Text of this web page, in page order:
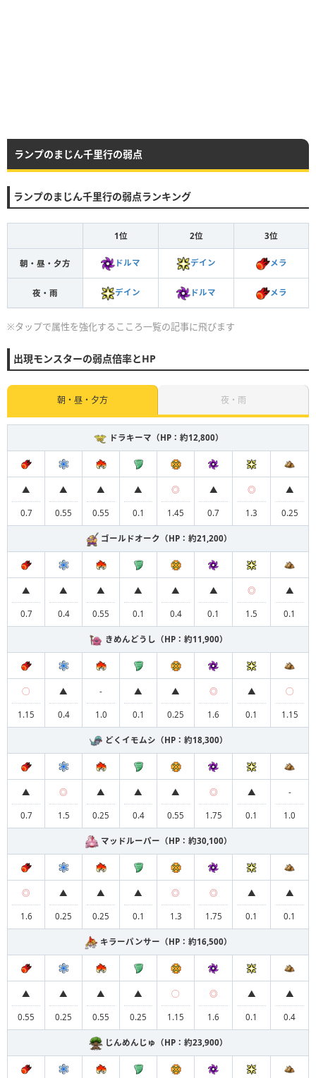
ランプのまじん千里行の弱点
ランプのまじん千里行の弱点ランキング
1位 2位 3位
朝・昼・夕方 ドルマ デイン メラ
夜・雨 デイン ドルマ メラ
※タップで属性を強化するこころ一覧の記事に飛びます
出現モンスターの弱点倍率とHP
朝・昼・夕方 夜・雨
ドラキーマ（HP：約12,800）
▲
0.7
▲
0.55
▲
0.55
▲
0.1
◎
1.45
▲
0.7
◎
1.3
▲
0.25
ゴールドオーク（HP：約21,200）
▲
0.7
▲
0.4
▲
0.55
▲
0.1
▲
0.4
▲
0.1
◎
1.5
▲
0.1
きめんどうし（HP：約11,900）
◯
1.15
▲
0.4
-
1.0
▲
0.1
▲
0.25
◎
1.6
▲
0.1
◯
1.15
どくイモムシ（HP：約18,300）
▲
0.7
◎
1.5
▲
0.25
▲
0.4
▲
0.55
◎
1.75
▲
0.1
-
1.0
マッドルーパー（HP：約30,100）
◎
1.6
▲
0.25
▲
0.25
▲
0.1
◎
1.3
◎
1.75
▲
0.1
▲
0.1
キラーパンサー（HP：約16,500）
▲
0.55
▲
0.25
▲
0.55
▲
0.25
◯
1.15
◎
1.6
▲
0.1
▲
0.4
じんめんじゅ（HP：約23,900）